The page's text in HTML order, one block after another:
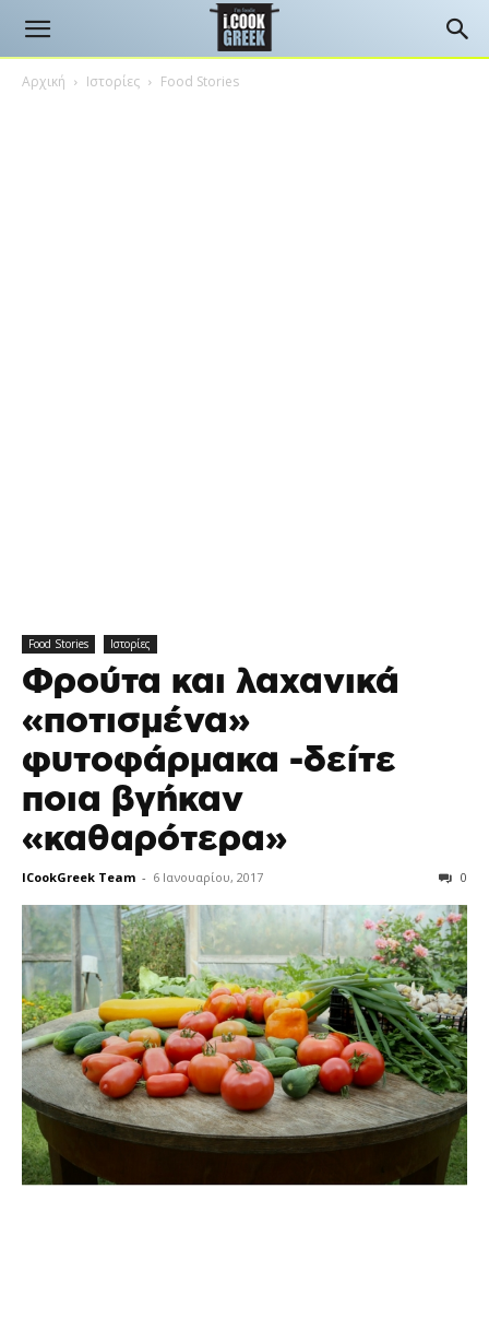
Αρχική Ιστορίες Food Stories
Food Stories Ιστορίες
Φρούτα και λαχανικά
«ποτισμένα»
φυτοφάρμακα -δείτε
ποια βγήκαν
«καθαρότερα»
ICookGreek Team - 6 Ιανουαρίου, 2017 0